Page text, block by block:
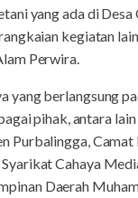
yang ada di Desa
kegiatan
Perwira.
yang berlangsung
pihak, antara
Purbalingga, Camat
Cahaya
Daerah